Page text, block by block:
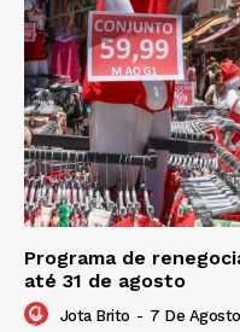
Programa de
até 31 de agosto
Jota Brito - 7 De